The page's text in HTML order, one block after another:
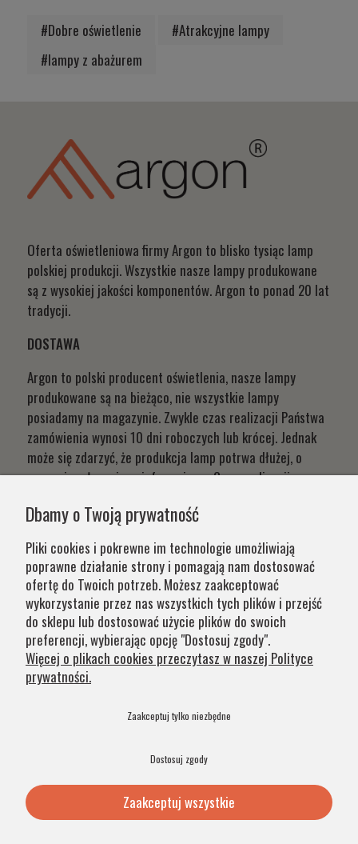
#Dobre oświetlenie
#Atrakcyjne lampy
#lampy z abażurem
Oferta oświetleniowa firmy Argon to blisko tysiąc lamp
polskiej produkcji. Wszystkie nasze lampy produkowane
są z wysokiej jakości komponentów. Argon to ponad 20 lat
tradycji.
DOSTAWA
Argon to polski producent oświetlenia, nasze lampy
produkowane są na bieżąco, nie wszystkie lampy
posiadamy na magazynie. Zwykle czas realizacji Państwa
zamówienia wynosi 10 dni roboczych lub krócej. Jednak
może się zdarzyć, że produkcja lamp potrwa dłużej, o
czym niezwłocznie poinformujemy. Czas realizacji
chęci zapewnienia jak najwyższej jakości produktu. W
przypadku części produktów wydłużony okres oczekiwania
na zamówienie jest zaznaczony w opisie. Wierzymy, że na
nasze lampy warto czasem poczekać.
Kategorie
Obsługa klienta
© 2026 Argon Lampy. All Rights Reserved. .
Dbamy o Twoją prywatność
Pliki cookies i pokrewne im technologie umożliwiają
poprawne działanie strony i pomagają nam dostosować
ofertę do Twoich potrzeb. Możesz zaakceptować
wykorzystanie przez nas wszystkich tych plików i przejść
do sklepu lub dostosować użycie plików do swoich
preferencji, wybierając opcję "Dostosuj zgody".
Więcej o plikach cookies przeczytasz w naszej Polityce
prywatności.
Zaakceptuj tylko niezbędne
Dostosuj zgody
Zaakceptuj wszystkie